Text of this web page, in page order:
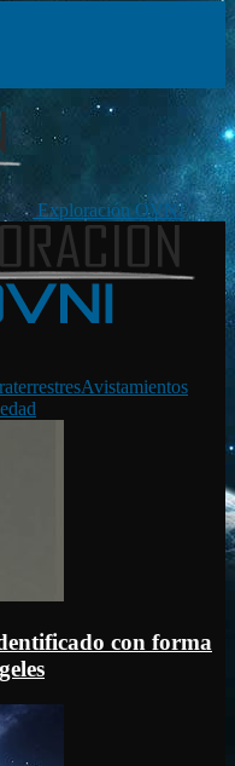
Exploración OVNI
Avistamientos
con forma